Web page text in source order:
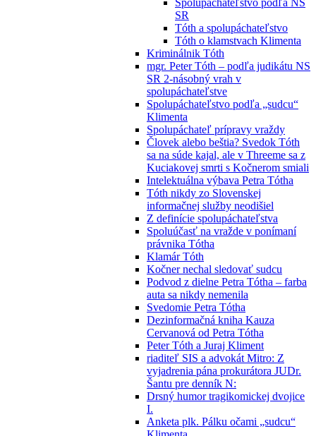
SR
Tóth a spolupáchateľstvo
Tóth o klamstvach Klimenta
Kriminálnik Tóth
mgr. Peter Tóth – podľa judikátu NS
SR 2-násobný vrah v
spolupáchateľstve
Spolupáchateľstvo podľa „sudcu“
Klimenta
Spolupáchateľ prípravy vraždy
Človek alebo beštia? Svedok Tóth
sa na súde kajal, ale v Threeme sa z
Kuciakovej smrti s Kočnerom smiali
Intelektuálna výbava Petra Tótha
Tóth nikdy zo Slovenskej
informačnej služby neodišiel
Z definície spolupáchateľstva
Spoluúčasť na vražde v ponímaní
právnika Tótha
Klamár Tóth
Kočner nechal sledovať sudcu
Podvod z dielne Petra Tótha – farba
auta sa nikdy nemenila
Svedomie Petra Tótha
Dezinformačná kniha Kauza
Cervanová od Petra Tótha
Peter Tóth a Juraj Kliment
riaditeľ SIS a advokát Mitro: Z
vyjadrenia pána prokurátora JUDr.
Šantu pre denník N:
Drsný humor tragikomickej dvojice
I.
Anketa plk. Pálku očami „sudcu“